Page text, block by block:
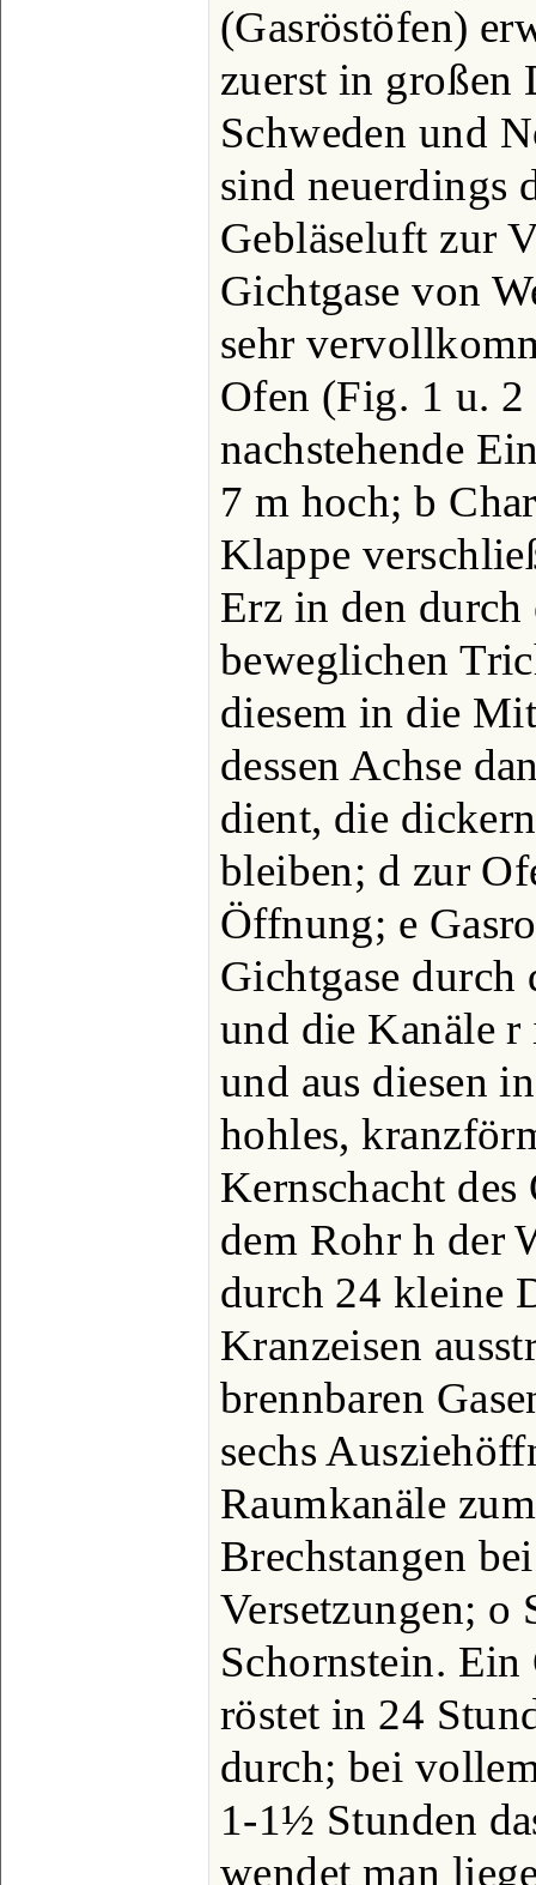
(Gasröstöfen)
zuerst in großen
Schweden und
sind neuerdings
Gebläseluft zur
Gichtgase von
sehr
Ofen (Fig. 1 u.
nachstehende
7 m hoch; b
Klappe
Erz in den durch
beweglichen
diesem in die
dessen Achse
dient, die
bleiben; d zur
Öffnung; e
Gichtgase durch
und die Kanäle r
und aus diesen
hohles,
Kernschacht des
dem Rohr h der
durch 24 kleine
Kranzeisen
brennbaren
sechs
Raumkanäle
Brechstangen
Versetzungen; o
Schornstein.
röstet in 24
durch; bei
1-1½ Stunden
wendet man